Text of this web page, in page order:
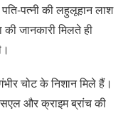
पत्नी की लहुलूहान लाश
जानकारी मिलते ही
चोट के निशान मिले हैं।
और क्राइम ब्रांच की